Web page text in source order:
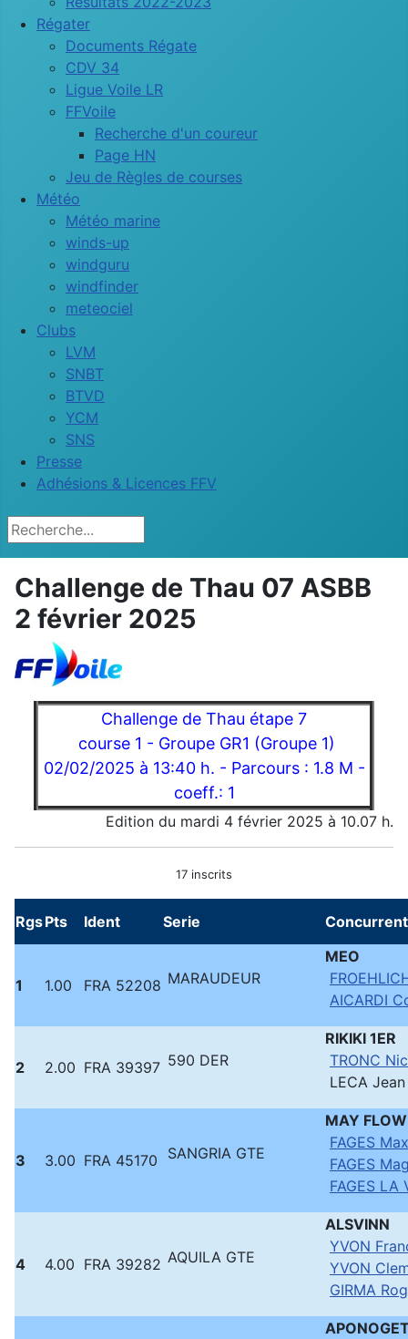
Régater
Documents Régate
CDV 34
Ligue Voile LR
FFVoile
Recherche d'un coureur
Page HN
Jeu de Règles de courses
Météo
Météo marine
winds-up
windguru
windfinder
meteociel
Clubs
LVM
SNBT
BTVD
YCM
SNS
Presse
Adhésions & Licences FFV
Rechercher
Challenge de Thau 07 ASBB
2 février 2025
Challenge de Thau étape 7
course 1 - Groupe GR1 (Groupe 1)
02/02/2025 à 13:40 h. - Parcours : 1.8 M -
coeff.: 1
Edition du mardi 4 février 2025 à 10.07 h.
17 inscrits
RgsPts Ident Serie
1 1.00 FRA 52208 MARAUDEUR
MEO
AICARDI
2 2.00 FRA 39397 590 DER
RIKIKI 1ER
TRONC
LECA
3 3.00 FRA 45170 SANGRIA GTE
MAY
FAGES
FAGES
FAGES LA
4 4.00 FRA 39282 AQUILA GTE
ALSVINN
YVON
YVON
GIRMA